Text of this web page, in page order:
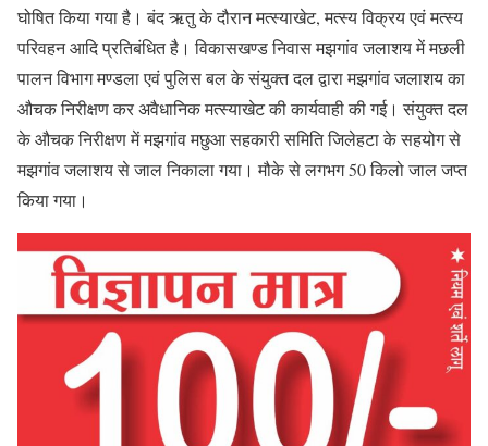
घोषित किया गया है। बंद ऋतु के दौरान मत्स्याखेट, मत्स्य विक्रय एवं मत्स्य
परिवहन आदि प्रतिबंधित है। विकासखण्ड निवास मझगांव जलाशय में मछली
पालन विभाग मण्डला एवं पुलिस बल के संयुक्त दल द्वारा मझगांव जलाशय का
औचक निरीक्षण कर अवैधानिक मत्स्याखेट की कार्यवाही की गई। संयुक्त दल
के औचक निरीक्षण में मझगांव मछुआ सहकारी समिति जिलेहटा के सहयोग से
मझगांव जलाशय से जाल निकाला गया। मौके से लगभग 50 किलो जाल जप्त
किया गया।